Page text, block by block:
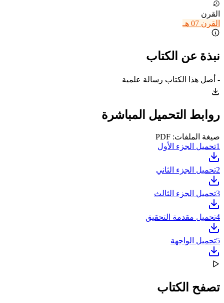
القرن
القرن 07 هـ
نبذة عن الكتاب
- أصل هذا الكتاب رسالة علمية
روابط التحميل المباشرة
صيغة الملفات: PDF
1تحميل الجزء الأول
2تحميل الجزء الثاني
3تحميل الجزء الثالث
4تحميل مقدمة التحقيق
5تحميل الواجهة
تصفح الكتاب